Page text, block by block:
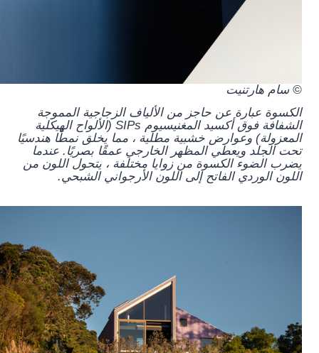
© سام هارتنيت
الكسوة عبارة عن حاجز من الألياف الزجاجية المموجة
الشفافة فوق أكسيد المغنيسيوم SIPs (الألواح الهيكلية
المعزولة) وعوارض خشبية مطلية ، مما يخلق نمطًا هندسيًا
تحت الجلد ويعطي المظهر الخارجي عمقًا بصريًا. عندما
يضرب الضوء الكسوة من زوايا مختلفة ، يتحول اللون من
اللون الوردي الفاتح إلى اللون الأرجواني الشبحي.